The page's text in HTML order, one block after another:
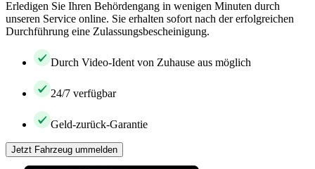
Erledigen Sie Ihren Behördengang in wenigen Minuten durch
unseren Service online. Sie erhalten sofort nach der erfolgreichen
Durchführung eine Zulassungsbescheinigung.
Durch Video-Ident von Zuhause aus möglich
24/7 verfügbar
Geld-zurück-Garantie
Jetzt Fahrzeug ummelden